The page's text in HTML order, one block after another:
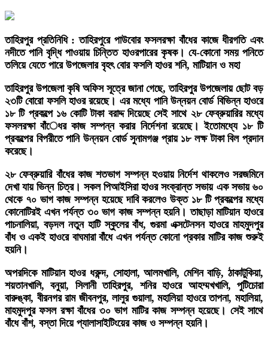
তাহিরপুর প্রতিনিধি : তাহিরপুরে পাউবোর ফসলরক্ষা বাঁধের কাজে ধীরগতি এবং
নদীতে পানি বৃদ্ধি পাওয়ায় চিন্তিত হাওরপারের কৃষক। যে-কোনো সময় পনিতে
তলিয়ে যেতে পারে উপজেলার বৃহৎ বোর ফসলি হাওর শনি, মাটিয়ান ও মহা
তাহিরপুর উপজেলা কৃষি অফিস সূত্রে জানা গেছে, তাহিরপুর উপজেলায় ছোট বড়
২৩টি বোরো ফসলি হাওর রয়েছে। এর মধ্যে পানি উন্নয়ন বোর্ড বিভিন্ন হাওরে
১৮ টি প্রকল্পে ১৬ কোটি টাকা বরাদ্দ দিয়েছে সেই সাথে ২৮ ফেব্রুয়ারির মধ্যে
ফসলরক্ষা বাঁেধর কাজ সম্পন্ন করার নির্দেশনা রয়েছে। ইতোমধ্যে ১৮ টি
প্রকল্পের বিপরীতে পানি উন্নয়ন বোর্ড সুনামগঞ্জ প্রায় ১৮ লক্ষ টাকা বিল প্রদান
করেছে।
২৮ ফেব্রুয়ারি বাঁধের কাজ শতভাগ সম্পন্ন হওয়ায় নির্দেশ থাকলেও সরজমিনে
দেখা যায় ভিন্ন চিত্র। সকল পিআইসিরা হাওর সংক্রান্ত সভায় এক সভায় ৬০
থেকে ৭০ ভাগ কাজ সম্পন্ন হয়েছে দাবি করলেও উক্ত ১৮ টি প্রকল্পের মধ্যে
কোনোটিরই এখন পর্যন্ত ৩০ ভাগ কাজ সম্পন্ন হয়নি। তাছাড়া মাটিয়ান হাওরে
পাচনালিয়া, বড়দল নতুন হাটি স্কুলের বাঁধ, গুরমা এক্সটেনসন হাওরে মাহমুদপুর
বাঁধ ও একই হাওরে বাঘমারা বাঁধে এখন পর্যন্ত কোনো প্রকার মাটির কাজ শুরুই
হয়নি।
অপরদিকে মাটিয়ান হাওর ধরুন্দ, সোহালা, আলমখালি, মেশিন বাড়ি, ঠাকাটুকিয়া,
শয়তানখালি, বনুয়া, সিলানী তাহিরপুর, শনির হাওরে আহম্মখখালি, পুটিচোরা
বারুঙ্কা, বীরনগর রাম জীবনপুর, লালুর গুয়ালা, মহালিয়া হাওরে তাপনা, মহালিয়া,
মাহমুদপুর ফসল রক্ষা বাঁধের ৩০ ভাগ মাটির কাজ সম্পন্ন হয়েছে। সেই সাথে
বাঁধে বাঁশ, বস্তা দিয়ে প্যালাসাইটিংয়ের কাজ ও সম্পন্ন হয়নি।